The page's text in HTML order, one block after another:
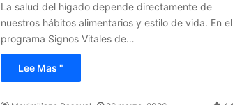
La salud del hígado depende directamente de
nuestros hábitos alimentarios y estilo de vida. En el
programa Signos Vitales de…
Lee Mas "